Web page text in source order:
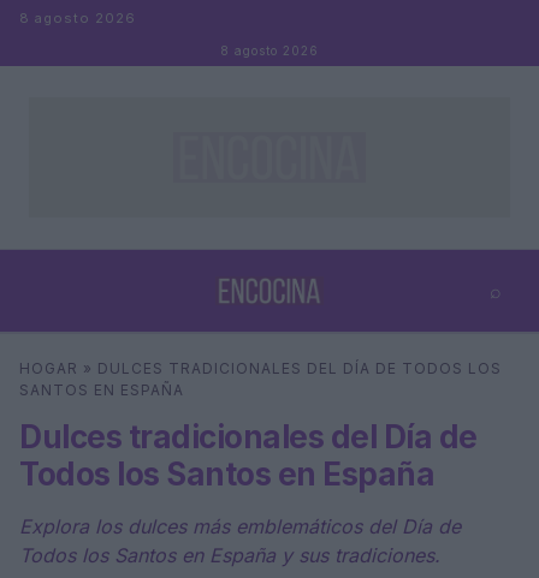
Saltar al contenido
8 agosto 2026
8 agosto 2026
⌕
Buscar ⌕ ×
HOGAR » DULCES TRADICIONALES DEL DÍA DE TODOS LOS
SANTOS EN ESPAÑA
Dulces tradicionales del Día de
Todos los Santos en España
Explora los dulces más emblemáticos del Día de
Todos los Santos en España y sus tradiciones.